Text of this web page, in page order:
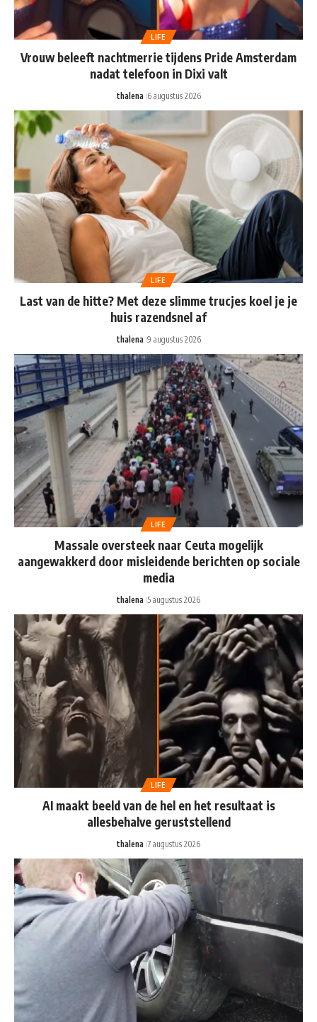
LIFE
Vrouw beleeft nachtmerrie tijdens Pride Amsterdam
nadat telefoon in Dixi valt
thalena 6 augustus 2026
LIFE
Last van de hitte? Met deze slimme trucjes koel je je
huis razendsnel af
thalena 9 augustus 2026
LIFE
Massale oversteek naar Ceuta mogelijk
aangewakkerd door misleidende berichten op sociale
media
thalena 5 augustus 2026
LIFE
AI maakt beeld van de hel en het resultaat is
allesbehalve geruststellend
thalena 7 augustus 2026